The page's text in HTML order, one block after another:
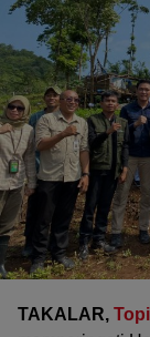
TAKALAR,